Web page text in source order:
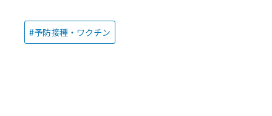
予防接種・ワクチン